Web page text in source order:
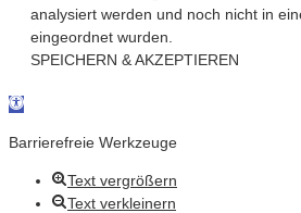
analysiert werden und noch nicht in
eingeordnet wurden.
SPEICHERN & AKZEPTIEREN
Werkzeugleiste öffnen
Barrierefreie Werkzeuge
Text vergrößern
Text verkleinern